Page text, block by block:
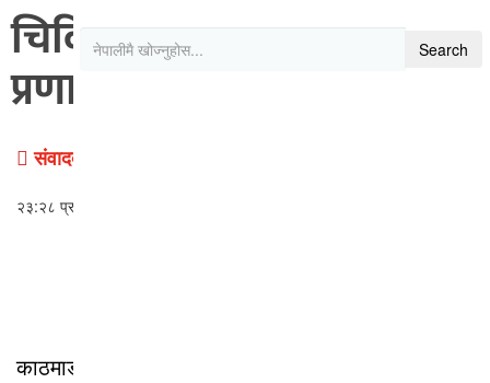
अन्तर्वार्ता
ब्लग
फर्मा
वैकल्पिक
भिडियो
Search
चिकित्सा शिक्षामा परसेन्टाइल
प्रणाली
संवाददाता
२३:२८ प्रकाशित
काठमाडौं । चिकित्सा शिक्षा आयोगले निजी मेडिकल